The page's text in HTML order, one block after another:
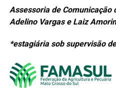
Assessoria de Comunicação
Adelino Vargas e Laiz
*estagiária sob supervisão